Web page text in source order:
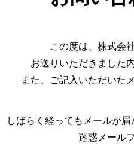
この度は、株式会
お送りいただきました
また、ご記入いただいた
しばらく経ってもメールが
迷惑メール